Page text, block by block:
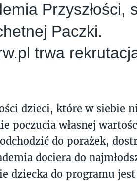
Przyszłości,
Paczki.
trwa
dzieci, które w siebie
poczucia własnej
do porażek,
dociera do
dziecka do programu